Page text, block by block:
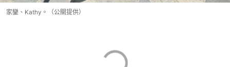
家鑾、Kathy。（公關提供）